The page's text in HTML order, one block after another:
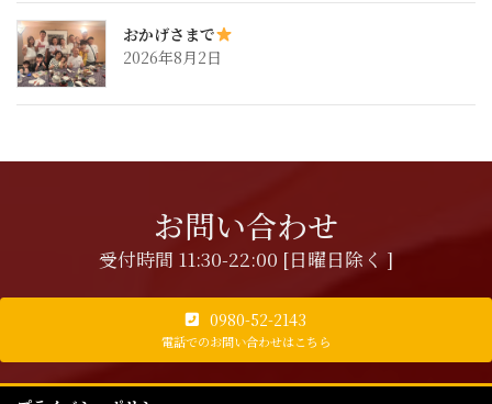
おかげさまで
2026年8月2日
お問い合わせ
受付時間 11:30-22:00 [日曜日除く ]
0980-52-2143
電話でのお問い合わせはこちら